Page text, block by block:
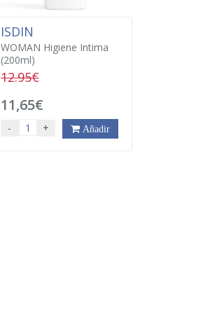
ISDIN
WOMAN Higiene Intima
(200ml)
12.95€
11,65€
- + Añadir